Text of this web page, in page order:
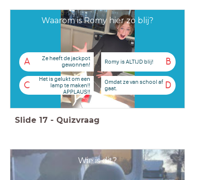
Waarom is Romy hier zo blij?
A
Ze heeft de jackpot
gewonnen!
B
Romy is ALTIJD blij!
C
Het is gelukt om een
lamp te maken!!
APPLAUS!!
D
Omdat ze van school af
gaat.
Slide 17 - Quizvraag
Wie is dit?